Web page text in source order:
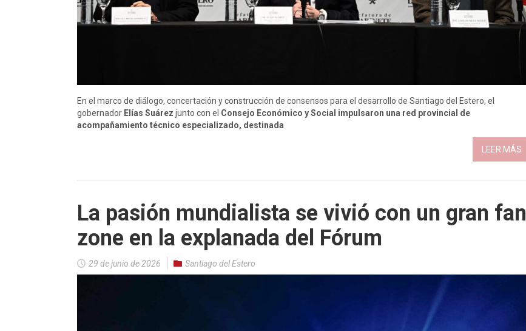
En el marco de diálogo, concertación y construcción de consensos para el desarrollo de Santiago del Estero, el
gobernador Elías Suárez junto con el Consejo Económico y Social impulsaron una red provincial de
acompañamiento técnico especializado, destinada
LEER MÁS
La pasión mundialista se vivió con un gran fan
zone en la explanada del Fórum
29 de junio de 2026 Santiago del Estero